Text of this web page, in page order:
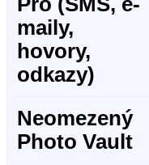
maily,
hovory,
odkazy)
Neomezený
Photo Vault